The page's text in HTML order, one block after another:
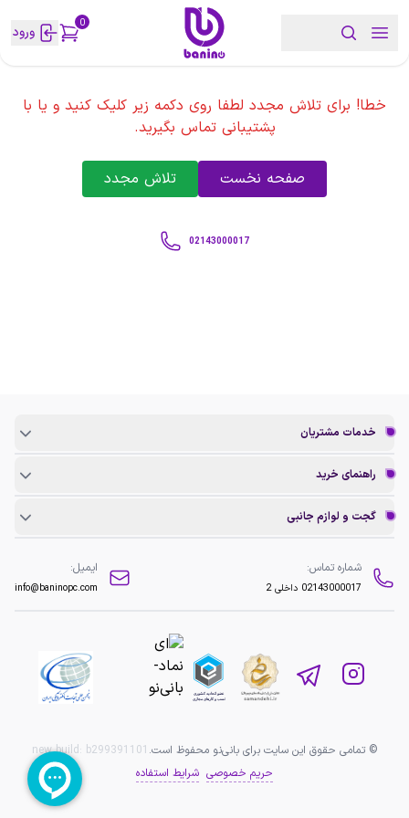
0 ورود
خطا! برای تلاش مجدد لطفا روی دکمه زیر کلیک کنید و یا با
پشتیبانی تماس بگیرید.
صفحه نخست تلاش مجدد
02143000017
خدمات مشتریان
راهنمای خرید
گجت و لوازم جانبی
شماره تماس:
02143000017 داخلی 2
ایمیل:
info@baninopc.com
© تمامی حقوق این سایت برای بانی‌نو محفوظ است. new build: b299391101
حریم خصوصی شرایط استفاده